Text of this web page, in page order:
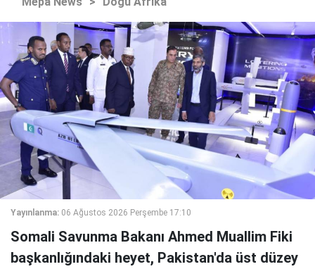
Yayınlanma: 06 Ağustos 2026 Perşembe 17:10
Somali Savunma Bakanı Ahmed Muallim Fiki
başkanlığındaki heyet, Pakistan'da üst düzey